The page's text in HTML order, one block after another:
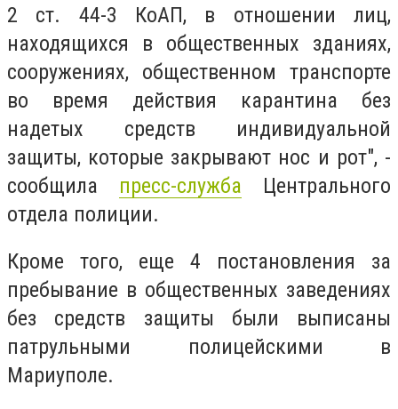
2 ст. 44-3 КоАП, в отношении лиц,
находящихся в общественных зданиях,
сооружениях, общественном транспорте
во время действия карантина без
надетых средств индивидуальной
защиты, которые закрывают нос и рот", -
сообщила пресс-служба Центрального
отдела полиции.
Кроме того, еще 4 постановления за
пребывание в общественных заведениях
без средств защиты были выписаны
патрульными полицейскими в
Мариуполе.